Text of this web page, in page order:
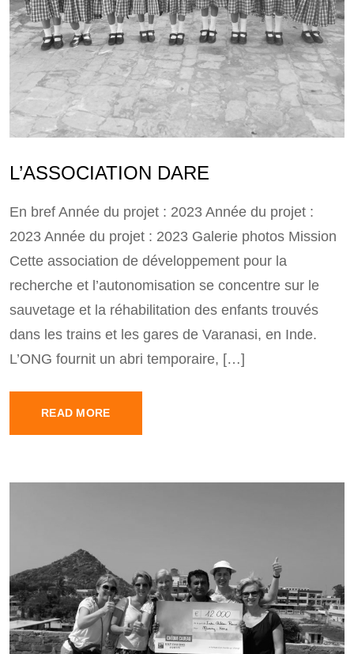
L’ASSOCIATION DARE
En bref Année du projet : 2023 Année du projet :
2023 Année du projet : 2023 Galerie photos Mission
Cette association de développement pour la
recherche et l’autonomisation se concentre sur le
sauvetage et la réhabilitation des enfants trouvés
dans les trains et les gares de Varanasi, en Inde.
L’ONG fournit un abri temporaire, […]
READ MORE